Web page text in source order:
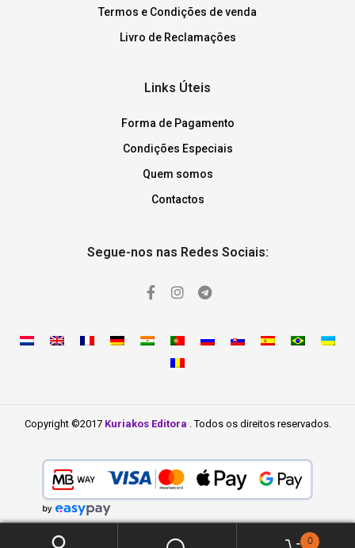
Termos e Condições de venda
Livro de Reclamações
Links Úteis
Forma de Pagamento
Condições Especiais
Quem somos
Contactos
Segue-nos nas Redes Sociais:
Copyright ©2017 Kuriakos Editora . Todos os direitos reservados.
0